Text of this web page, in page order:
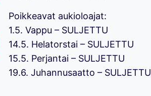
Poikkeavat aukioloajat:
1.5. Vappu – SULJETTU
14.5. Helatorstai – SULJETTU
15.5. Perjantai – SULJETTU
19.6. Juhannusaatto – SULJETTU